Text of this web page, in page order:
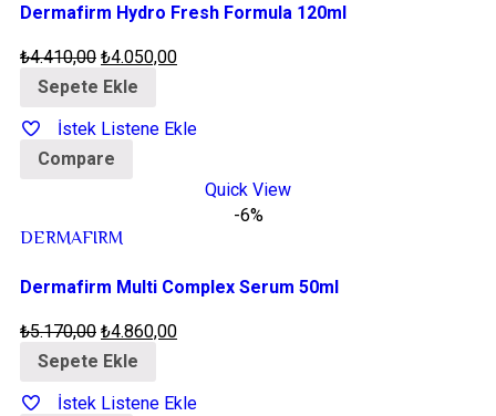
Dermafirm Hydro Fresh Formula 120ml
₺4.410,00 ₺4.050,00
Sepete Ekle
İstek Listene Ekle
Compare
Quick View
-6%
DERMAFIRM
Dermafirm Multi Complex Serum 50ml
₺5.170,00 ₺4.860,00
Sepete Ekle
İstek Listene Ekle